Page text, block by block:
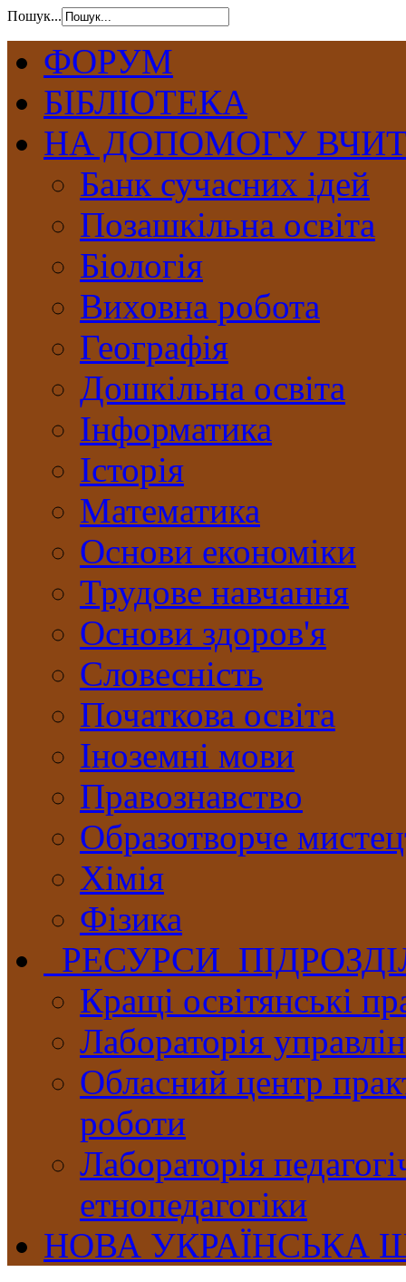
Пошук...
ФОРУМ
БІБЛІОТЕКА
НА ДОПОМОГУ
Банк сучасних ідей
Позашкільна освіта
Біологія
Виховна робота
Географія
Дошкільна освіта
Інформатика
Історія
Математика
Основи економіки
Трудове навчання
Основи здоров'я
Словесність
Початкова освіта
Іноземні мови
Правознавство
Образотворче
Хімія
Фізика
РЕСУРСИ
Кращі освітянські
Лабораторія
Обласний центр
роботи
Лабораторія
етнопедагогіки
НОВА УКРАЇНСЬКА